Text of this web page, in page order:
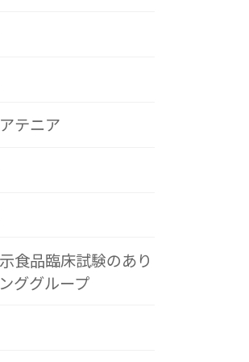
テニア
食品臨床試験のあり
ググループ